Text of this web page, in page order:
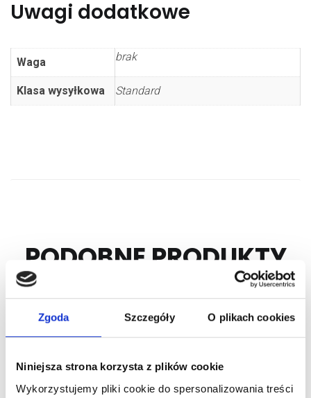
Zgoda Szczegóły O plikach cookies
Niniejsza strona korzysta z plików cookie
Wykorzystujemy pliki cookie do spersonalizowania treści
Uwagi dodatkowe
Waga brak
Klasa wysyłkowa Standard
PODOBNE PRODUKTY